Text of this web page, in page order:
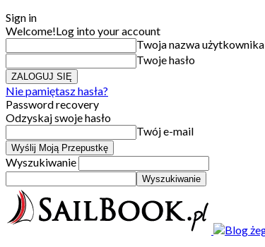
Sign in
Welcome!Log into your account
Twoja nazwa użytkownika
Twoje hasło
Nie pamiętasz hasła?
Password recovery
Odzyskaj swoje hasło
Twój e-mail
Wyszukiwanie